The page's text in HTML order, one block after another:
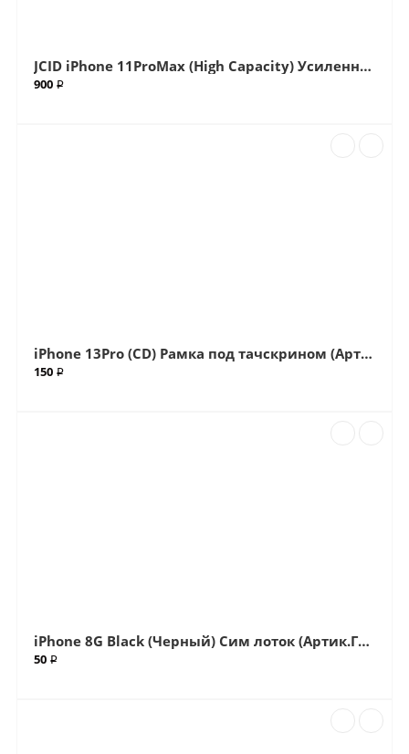
JCID iPhone 11ProMax (High Capacity) Усиленный Аккумулятор (Акб) (Артик.ГС-5174)
900 ₽
iPhone 13Pro (CD) Рамка под тачскрином (Артик.ГС-49)
150 ₽
iPhone 8G Black (Черный) Сим лоток (Артик.ГС-762)
50 ₽